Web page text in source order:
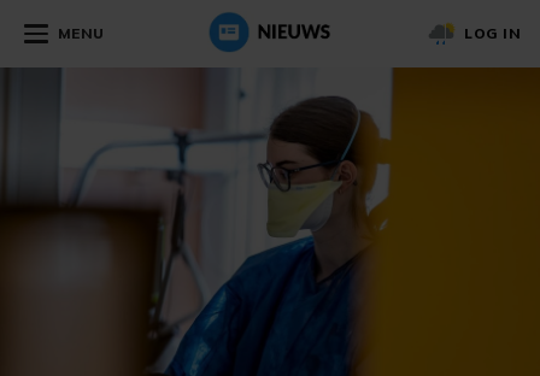
MENU LOG IN